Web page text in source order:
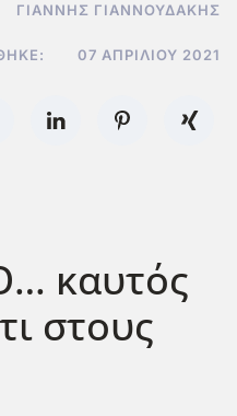
ΓΙΆΝΝΗΣ ΓΙΑΝΝΟΥΔΆΚΗΣ
07 ΑΠΡΙΛΊΟΥ 2021
καυτός
στους